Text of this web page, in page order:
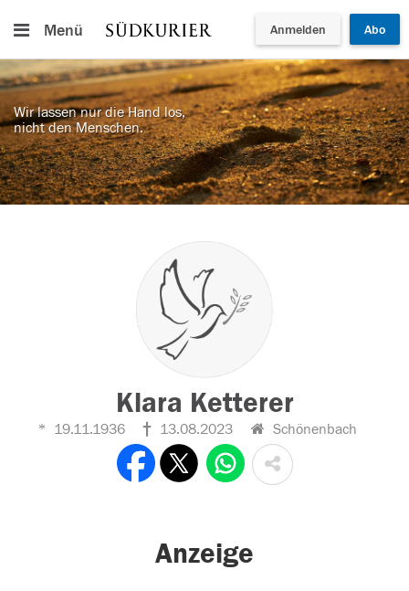
Menü Anmelden Abo
Wir lassen nur die Hand los,
nicht den Menschen.
Klara Ketterer
19.11.1936 13.08.2023 Schönenbach
Anzeige